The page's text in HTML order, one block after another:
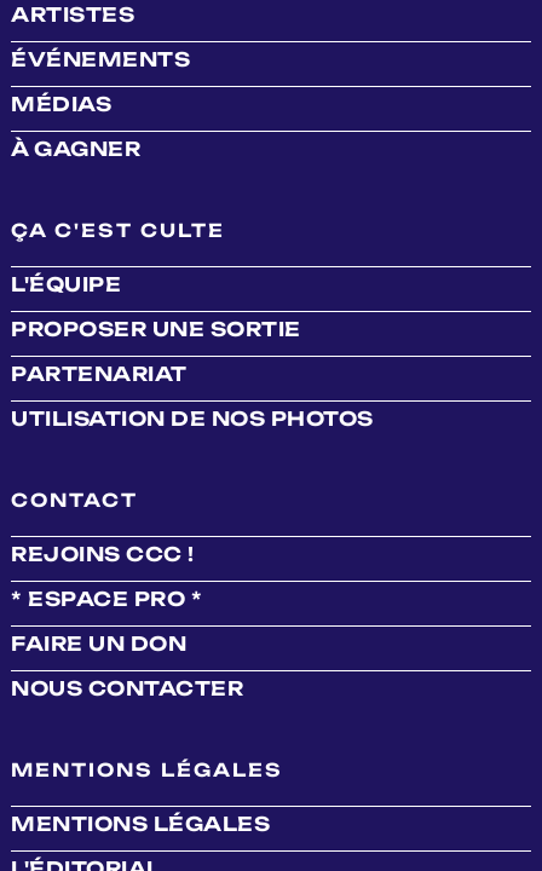
ARTISTES
ÉVÉNEMENTS
MÉDIAS
À GAGNER
ÇA C'EST CULTE
L'ÉQUIPE
PROPOSER UNE SORTIE
PARTENARIAT
UTILISATION DE NOS PHOTOS
CONTACT
REJOINS CCC !
* ESPACE PRO *
FAIRE UN DON
NOUS CONTACTER
MENTIONS LÉGALES
MENTIONS LÉGALES